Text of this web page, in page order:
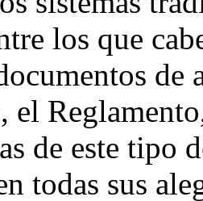
los que
de
el
de este tipo
todas sus